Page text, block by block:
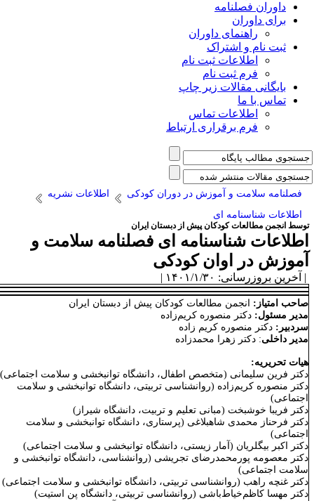
داوران فصلنامه
برای داوران
راهنمای داوران
ثبت نام و اشتراک
اطلاعات ثبت نام
فرم ثبت نام
بایگانی مقالات زیر چاپ
تماس با ما
اطلاعات تماس
فرم برقراری ارتباط
فصلنامه سلامت و آموزش در دوران کودکی
اطلاعات نشریه
اطلاعات شناسنامه ای
انجمن مطالعات کودکان پیش از دبستان ایران
شناسنامه ای فصلنامه سلامت و
در اوان کودکی
بروزرسانی: ۱۴۰۱/۱/۳۰ |
امتیاز:انجمن مطالعات کودکان پیش از دبستان ایران
مسئول: دکتر منصوره کریم‌زاده
دکتر منصوره کریم زاده
داخلی: دکتر زهرا محمدزاده
تحریریه:
فرین سلیمانی (متخصص اطفال، دانشگاه توانبخشی و سلامت اجتماعی)
منصوره کریم‌زاده (روانشناسی تربیتی، دانشگاه توانبخشی و سلامت
فریبا خوشبخت (مبانی تعلیم و تربیت، دانشگاه شیراز)
فرحناز محمدی شاهبلاغی (پرستاری، دانشگاه توانبخشی و سلامت
اکبر بیگلریان (آمار زیستی، دانشگاه توانبخشی و سلامت اجتماعی)
معصومه پورمحمدرضای تجریشی (روانشناسی، دانشگاه توانبخشی و
اجتماعی)
غنچه راهب (روانشناسی تربیتی، دانشگاه توانبخشی و سلامت اجتماعی)
مهسا کاظم‌خیاط‌باشی (روانشناسی تربیتی، دانشگاه پن استیت)